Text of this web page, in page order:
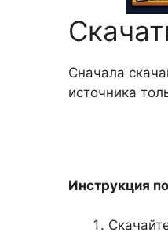
Сначала
источника
Инструкция